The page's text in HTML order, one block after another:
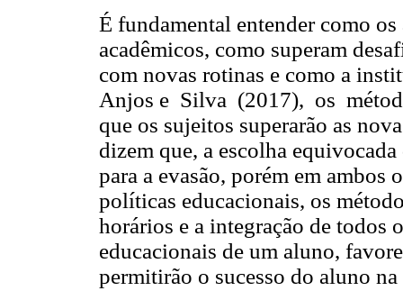
É fundamental entender como
acadêmicos, como superam
com novas rotinas e como a
Anjos e Silva (2017), os
que os sujeitos superarão as
dizem que, a escolha
para a evasão, porém em ambos
políticas educacionais, os
horários e a integração de todos
educacionais de um aluno,
permitirão o sucesso do aluno na